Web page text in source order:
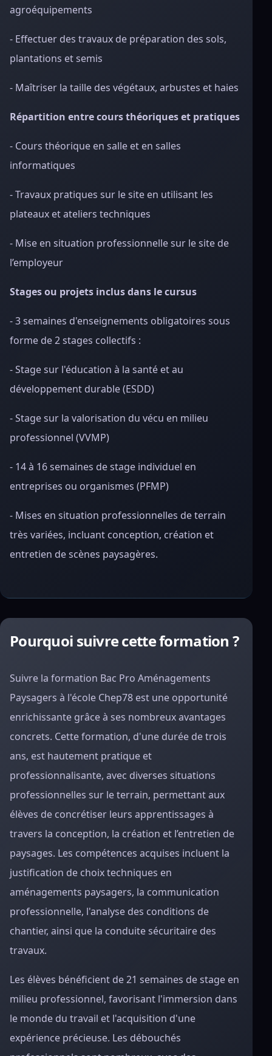
agroéquipements
- Effectuer des travaux de préparation des sols,
plantations et semis
- Maîtriser la taille des végétaux, arbustes et haies
Répartition entre cours théoriques et pratiques
- Cours théorique en salle et en salles
informatiques
- Travaux pratiques sur le site en utilisant les
plateaux et ateliers techniques
- Mise en situation professionnelle sur le site de
l’employeur
Stages ou projets inclus dans le cursus
- 3 semaines d'enseignements obligatoires sous
forme de 2 stages collectifs :
- Stage sur l'éducation à la santé et au
développement durable (ESDD)
- Stage sur la valorisation du vécu en milieu
professionnel (VVMP)
- 14 à 16 semaines de stage individuel en
entreprises ou organismes (PFMP)
- Mises en situation professionnelles de terrain
très variées, incluant conception, création et
entretien de scènes paysagères.
Pourquoi suivre cette formation ?
Suivre la formation Bac Pro Aménagements
Paysagers à l'école Chep78 est une opportunité
enrichissante grâce à ses nombreux avantages
concrets. Cette formation, d'une durée de trois
ans, est hautement pratique et
professionnalisante, avec diverses situations
professionnelles sur le terrain, permettant aux
élèves de concrétiser leurs apprentissages à
travers la conception, la création et l’entretien de
paysages. Les compétences acquises incluent la
justification de choix techniques en
aménagements paysagers, la communication
professionnelle, l'analyse des conditions de
chantier, ainsi que la conduite sécuritaire des
travaux.
Les élèves bénéficient de 21 semaines de stage en
milieu professionnel, favorisant l'immersion dans
le monde du travail et l'acquisition d'une
expérience précieuse. Les débouchés